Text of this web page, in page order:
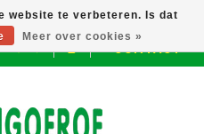
CONTACT
website te verbeteren. Is dat
Meer over cookies »